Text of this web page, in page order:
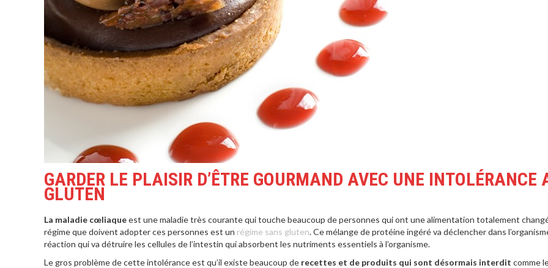
GARDER LE PLAISIR D’ÊTRE GOURMAND AVEC UNE INTOLÉRANCE
GLUTEN
La maladie cœliaqueest une maladie très courante qui touche beaucoup de personnes qui ont une alimentation totalement
régime que doivent adopter ces personnes est un régime sans gluten. Ce mélange de protéine ingéré va déclencher dans
réaction qui va détruire les cellules de l’intestin qui absorbent les nutriments essentiels à l’organisme.
Le gros problème de cette intolérance est qu’il existe beaucoup de recettes et de produits qui sont désormais interdit comme